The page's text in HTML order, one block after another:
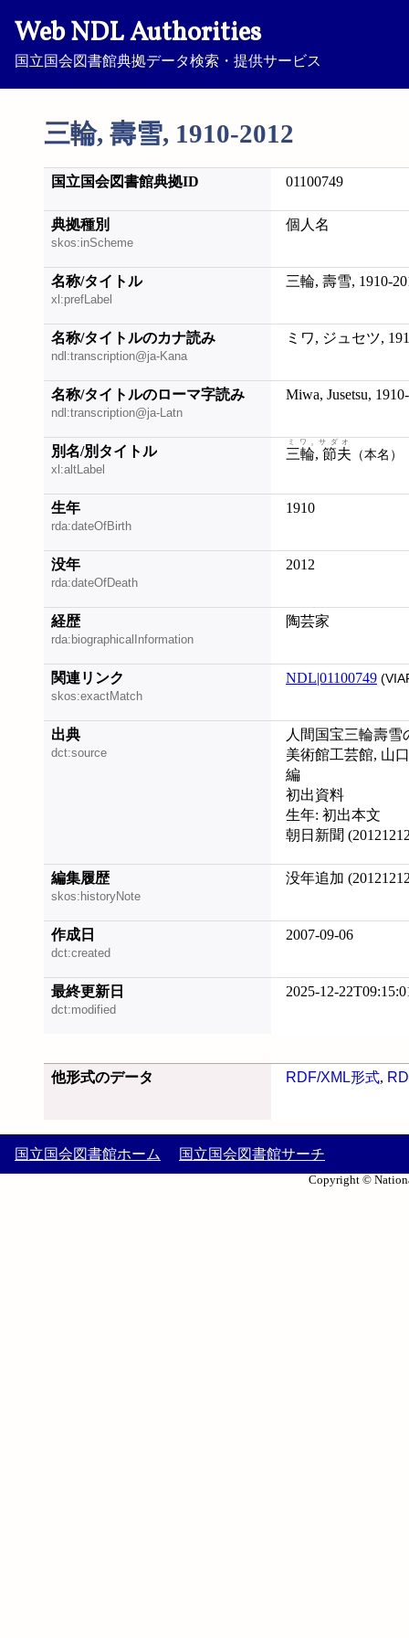
Web NDL Authorities
国立国会図書館典拠データ検索・提供サービス
三輪, 壽雪, 1910-2012
国立国会図書館典拠ID 01100749
典拠種別
skos:inScheme
個人名
名称/タイトル
xl:prefLabel
三輪, 壽雪, 1910-
名称/タイトルのカナ読み
ndl:transcription@ja-Kana
ミワ, ジュセツ,
名称/タイトルのローマ字読み
ndl:transcription@ja-Latn
Miwa, Jusetsu,
別名/別タイトル
xl:altLabel
三輪, 節夫
ミワ, サダオ
（本名）
生年
rda:dateOfBirth
1910
没年
rda:dateOfDeath
2012
経歴
rda:biographicalInformation
陶芸家
関連リンク
skos:exactMatch
NDL|01100749
出典
dct:source
人間国宝三輪壽
美術館工芸館, 山
編
初出資料
生年: 初出本文
朝日新聞
編集履歴
skos:historyNote
没年追加
作成日
dct:created
2007-09-06
最終更新日
dct:modified
2025-12-
他形式のデータ RDF/XML形式,
国立国会図書館ホーム 国立国会図書館サーチ
Copyright ©